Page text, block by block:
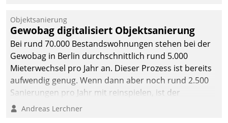
Unternehmen.
Objektsanierung
Gewobag digitalisiert Objektsanierung
Bei rund 70.000 Bestandswohnungen stehen bei der
Gewobag in Berlin durchschnittlich rund 5.000
Mieterwechsel pro Jahr an. Dieser Prozess ist bereits
aufwendig genug. Wenn dann aber noch rund 2.500
Sanierungen pro Jahr mit reinspielen, ist der
Betreuungs- und Organisationsaufwand immens. Im
Andreas Lerchner